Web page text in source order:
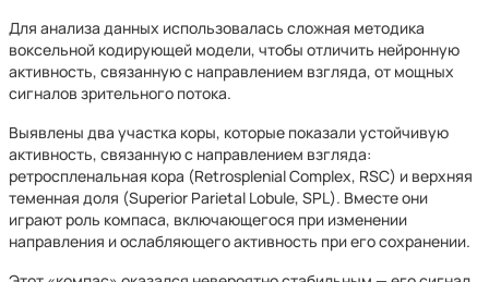
Для анализа данных использовалась сложная методика
воксельной кодирующей модели, чтобы отличить нейронную
активность, связанную с направлением взгляда, от мощных
сигналов зрительного потока.
Выявлены два участка коры, которые показали устойчивую
активность, связанную с направлением взгляда:
ретроспленальная кора (Retrosplenial Complex, RSC) и верхняя
теменная доля (Superior Parietal Lobule, SPL). Вместе они
играют роль компаса, включающегося при изменении
направления и ослабляющего активность при его сохранении.